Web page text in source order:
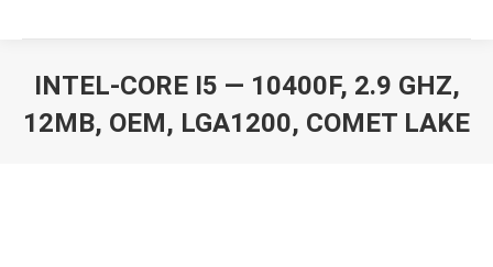
INTEL-CORE I5 — 10400F, 2.9 GHZ,
12MB, OEM, LGA1200, COMET LAKE